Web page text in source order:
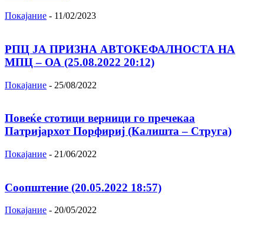
Покајание - 11/02/2023
РПЦ ЈА ПРИЗНА АВТОКЕФАЛНОСТА НА
МПЦ – ОА (25.08.2022 20:12)
Покајание - 25/08/2022
Повеќе стотици верници го пречекаа
Патријархот Порфириј (Калишта – Струга)
Покајание - 21/06/2022
Соопштение (20.05.2022 18:57)
Покајание - 20/05/2022